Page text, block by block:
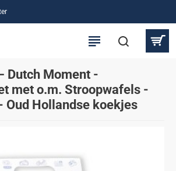
Dutch Moment -
met o.m. Stroopwafels -
Oud Hollandse koekjes